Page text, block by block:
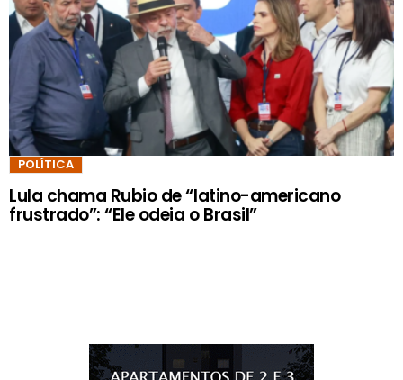
POLÍTICA
Lula chama Rubio de “latino-americano
frustrado”: “Ele odeia o Brasil”